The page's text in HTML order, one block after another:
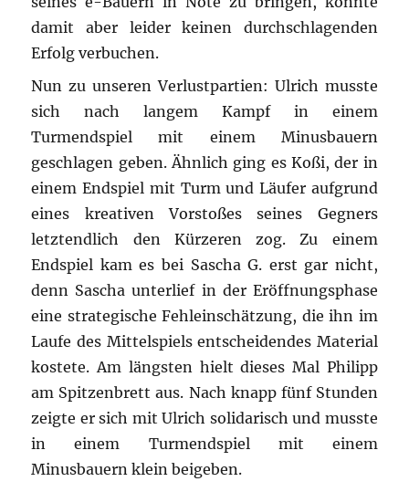
damit aber leider keinen durchschlagenden
Erfolg verbuchen.
Nun zu unseren Verlustpartien: Ulrich musste
sich nach langem Kampf in einem
Turmendspiel mit einem Minusbauern
geschlagen geben. Ähnlich ging es Koßi, der in
einem Endspiel mit Turm und Läufer aufgrund
eines kreativen Vorstoßes seines Gegners
letztendlich den Kürzeren zog. Zu einem
Endspiel kam es bei Sascha G. erst gar nicht,
denn Sascha unterlief in der Eröffnungsphase
eine strategische Fehleinschätzung, die ihn im
Laufe des Mittelspiels entscheidendes Material
kostete. Am längsten hielt dieses Mal Philipp
am Spitzenbrett aus. Nach knapp fünf Stunden
zeigte er sich mit Ulrich solidarisch und musste
in einem Turmendspiel mit einem
Minusbauern klein beigeben.